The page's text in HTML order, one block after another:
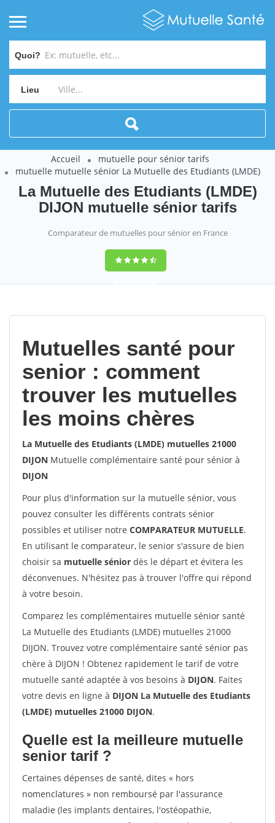
Quoi?
Lieu
Accueil
mutuelle pour sénior tarifs
mutuelle mutuelle sénior La Mutuelle des Etudiants (LMDE)
La Mutuelle des Etudiants (LMDE)
DIJON mutuelle sénior tarifs
Comparateur de mutuelles pour sénior en France
9,2(100%)452
Mutuelles santé pour
senior : comment
trouver les mutuelles
les moins chères
La Mutuelle des Etudiants (LMDE) mutuelles 21000
DIJON Mutuelle complémentaire santé pour sénior à
DIJON
Pour plus d'information sur la mutuelle sénior, vous
pouvez consulter les différents contrats sénior
possibles et utiliser notre COMPARATEUR MUTUELLE.
En utilisant le comparateur, le senior s'assure de bien
choisir sa mutuelle sénior dès le départ et évitera les
déconvenues. N'hésitez pas à trouver l'offre qui répond
à votre besoin.
Comparez les complémentaires mutuelle sénior santé
La Mutuelle des Etudiants (LMDE) mutuelles 21000
DIJON. Trouvez votre complémentaire santé sénior pas
chère à DIJON ! Obtenez rapidement le tarif de votre
mutuelle santé adaptée à vos besoins à DIJON. Faites
votre devis en ligne à DIJON La Mutuelle des Etudiants
(LMDE) mutuelles 21000 DIJON.
Quelle est la meilleure mutuelle
senior tarif ?
Certaines dépenses de santé, dites « hors
nomenclatures » non remboursé par l'assurance
maladie (les implants dentaires, l'ostéopathie,